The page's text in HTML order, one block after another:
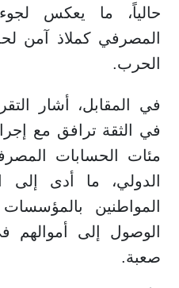
حالياً، ما يعكس
المصرفي كملاذ آمن
الحرب.
في المقابل، أشار
في الثقة ترافق مع
مئات الحسابات
الدولي، ما أدى إلى
المواطنين
الوصول إلى
صعبة.